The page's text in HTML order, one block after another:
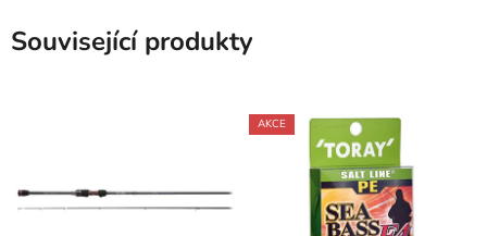
Související produkty
AKCE